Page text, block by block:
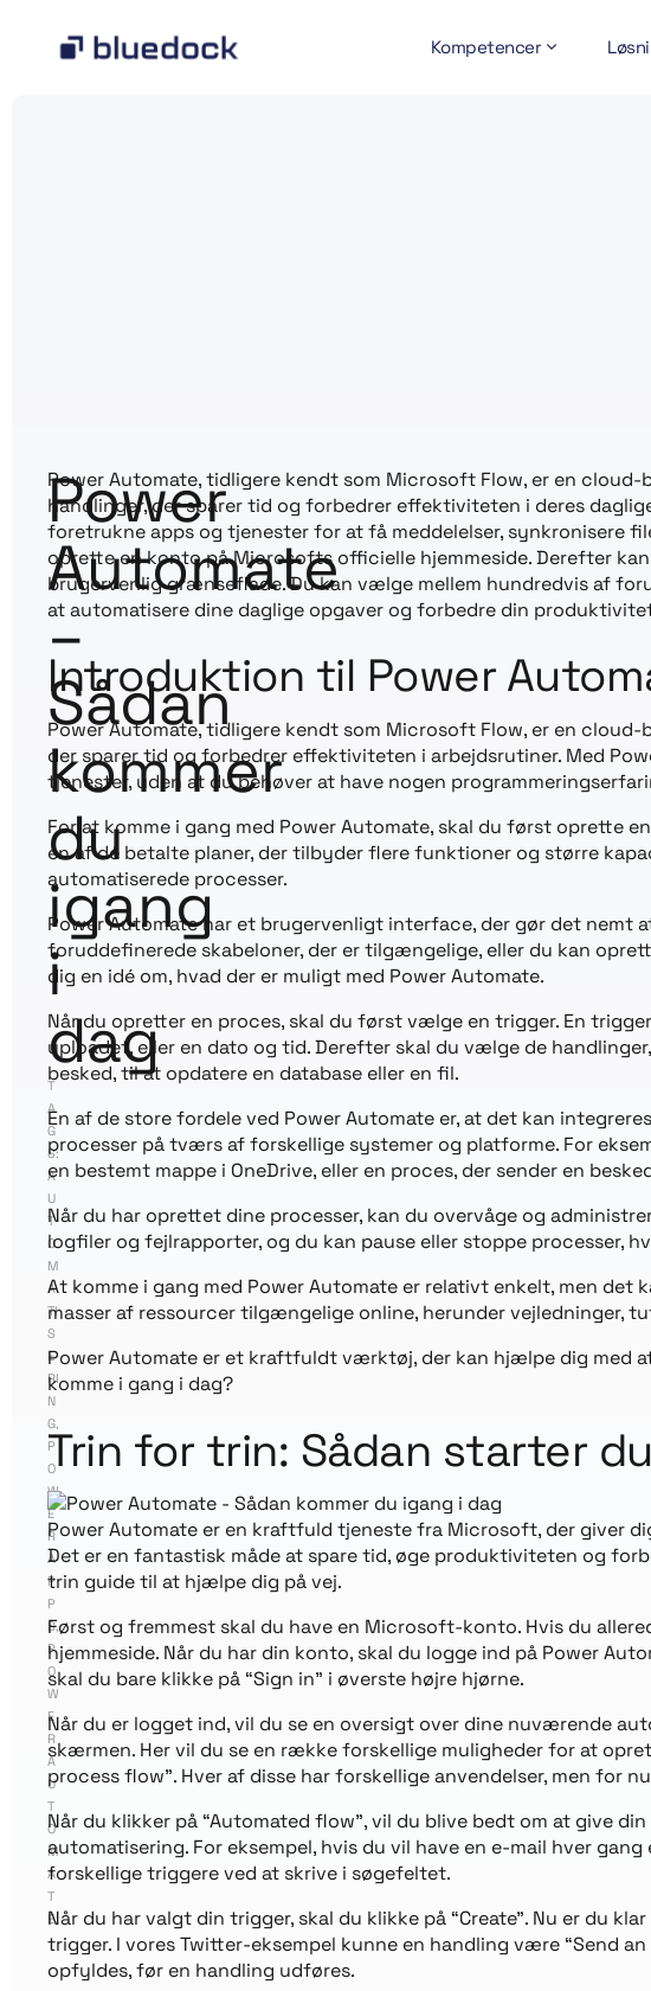
Kompetencer
Power
Automate
–
Sådan
kommer
du
igang
i
dag
T
A
G
S:
A
U
T
O
M
A
TI
S
E
RI
N
G,
P
O
W
E
R
A
P
P
S,
P
O
W
E
R
A
U
T
O
M
A
T
E
Power Automate, tidligere kendt som Microsoft Flow, er en
handlinger, der sparer tid og forbedrer effektiviteten i deres
foretrukne apps og tjenester for at få meddelelser, synkronisere
oprette en konto på Microsofts officielle hjemmeside. Derefter
brugervenlig grænseflade. Du kan vælge mellem hundredvis af
at automatisere dine daglige opgaver og forbedre din
Introduktion til Power
Power Automate, tidligere kendt som Microsoft Flow, er en
der sparer tid og forbedrer effektiviteten i arbejdsrutiner. Med
tjenester, uden at du behøver at have nogen
For at komme i gang med Power Automate, skal du først oprette
en af de betalte planer, der tilbyder flere funktioner og større
automatiserede processer.
Power Automate har et brugervenligt interface, der gør det nemt
foruddefinerede skabeloner, der er tilgængelige, eller du kan
dig en idé om, hvad der er muligt med Power Automate.
Når du opretter en proces, skal du først vælge en trigger. En
uploadet, eller en dato og tid. Derefter skal du vælge de
besked, til at opdatere en database eller en fil.
En af de store fordele ved Power Automate er, at det kan
processer på tværs af forskellige systemer og platforme. For
en bestemt mappe i OneDrive, eller en proces, der sender en
Når du har oprettet dine processer, kan du overvåge og
logfiler og fejlrapporter, og du kan pause eller stoppe processer,
At komme i gang med Power Automate er relativt enkelt, men
masser af ressourcer tilgængelige online, herunder
Power Automate er et kraftfuldt værktøj, der kan hjælpe dig med
komme i gang i dag?
Trin for trin: Sådan starter
Power Automate er en kraftfuld tjeneste fra Microsoft, der giver
Det er en fantastisk måde at spare tid, øge produktiviteten og
trin guide til at hjælpe dig på vej.
Først og fremmest skal du have en Microsoft-konto. Hvis du
hjemmeside. Når du har din konto, skal du logge ind på Power
skal du bare klikke på “Sign in” i øverste højre hjørne.
Når du er logget ind, vil du se en oversigt over dine nuværende
skærmen. Her vil du se en række forskellige muligheder for at
process flow”. Hver af disse har forskellige anvendelser, men for
Når du klikker på “Automated flow”, vil du blive bedt om at give
automatisering. For eksempel, hvis du vil have en e-mail hver
forskellige triggere ved at skrive i søgefeltet.
Når du har valgt din trigger, skal du klikke på “Create”. Nu er du
trigger. I vores Twitter-eksempel kunne en handling være “Send
opfyldes, før en handling udføres.